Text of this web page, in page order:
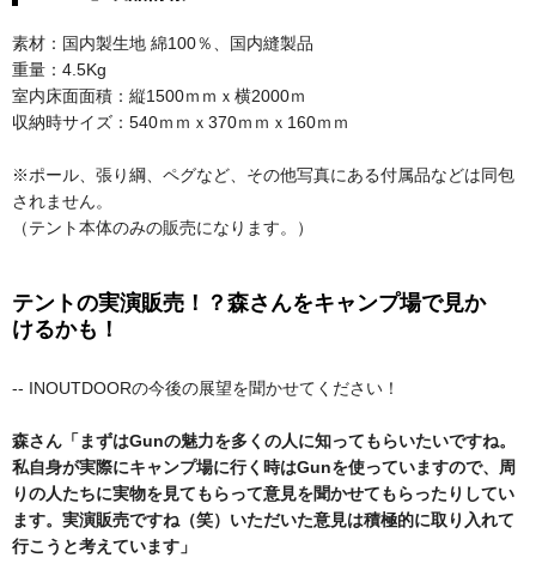
素材：国内製生地 綿100％、国内縫製品
重量：4.5Kg
室内床面面積：縦1500ｍｍｘ横2000ｍ
収納時サイズ：540ｍｍｘ370ｍｍｘ160ｍｍ
※ポール、張り綱、ペグなど、その他写真にある付属品などは同包
されません。
（テント本体のみの販売になります。）
テントの実演販売！？森さんをキャンプ場で見か
けるかも！
-- INOUTDOORの今後の展望を聞かせてください！
森さん「まずはGunの魅力を多くの人に知ってもらいたいですね。
私自身が実際にキャンプ場に行く時はGunを使っていますので、周
りの人たちに実物を見てもらって意見を聞かせてもらったりしてい
ます。実演販売ですね（笑）いただいた意見は積極的に取り入れて
行こうと考えています」